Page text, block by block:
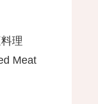
料理
Meat